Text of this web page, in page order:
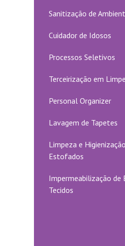
Sanitização de
Cuidador de Idosos
Processos Seletivos
Terceirização em
Personal Organizer
Lavagem de Tapetes
Limpeza e
Estofados
Impermeabilização de
Tecidos